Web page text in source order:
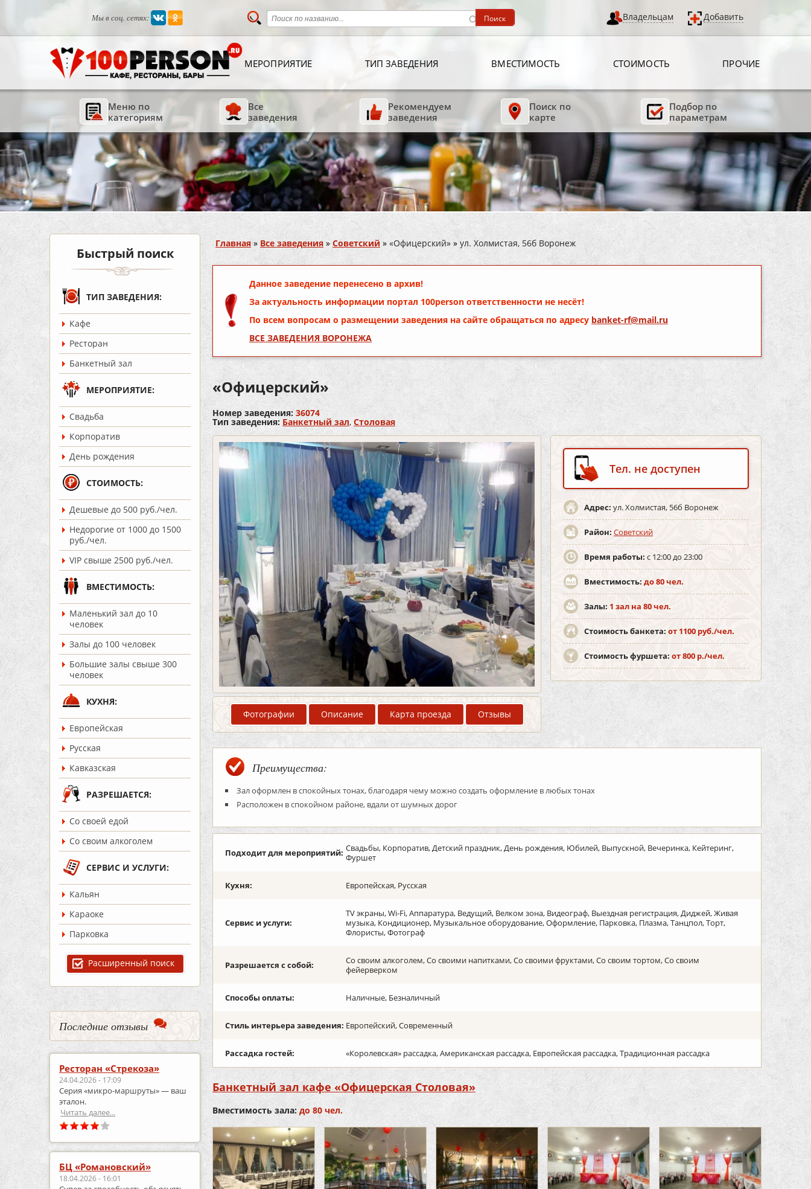
Мы в соц. сетях: Владельцам Добавить
МЕРОПРИЯТИЕ ТИП ЗАВЕДЕНИЯ ВМЕСТИМОСТЬ СТОИМОСТЬ ПРОЧИЕ
Меню по
категориям
Все
заведения
Рекомендуем
заведения
Поиск по
карте
Подбор по
параметрам
Быстрый поиск
ТИП ЗАВЕДЕНИЯ:
Кафе
Ресторан
Банкетный зал
МЕРОПРИЯТИЕ:
Cвадьба
Корпоратив
День рождения
СТОИМОСТЬ:
Дешевые до 500 руб./чел.
Недорогие от 1000 до 1500
руб./чел.
VIP свыше 2500 руб./чел.
ВМЕСТИМОСТЬ:
Маленький зал до 10
человек
Залы до 100 человек
Большие залы свыше 300
человек
КУХНЯ:
Европейская
Русская
Кавказская
РАЗРЕШАЕТСЯ:
Со своей едой
Со своим алкоголем
СЕРВИС И УСЛУГИ:
Кальян
Караоке
Парковка
Расширенный поиск
Последние отзывы
Ресторан «Стрекоза»
24.04.2026 - 17:09
Серия «микро‑маршруты» — ваш
эталон.
Читать далее...
БЦ «Романовский»
18.04.2026 - 16:01
Вы здесь
Главная » Все заведения » Советский » «Офицерский» » ул. Холмистая, 56б Воронеж
Данное заведение перенесено в архив!
За актуальность информации портал 100person ответственности не несёт!
По всем вопросам о размещении заведения на сайте обращаться по адресу banket-rf@mail.ru
ВСЕ ЗАВЕДЕНИЯ ВОРОНЕЖА
«Офицерский»
Номер заведения: 36074
Тип заведения: Банкетный зал, Столовая
Фотографии Описание Карта проезда Отзывы
Тел. не доступен
Адрес: ул. Холмистая, 56б Воронеж
Район: Советский
Время работы: c 12:00 до 23:00
Вместимость: до 80 чел.
Залы: 1 зал на 80 чел.
Стоимость банкета: от 1100 руб./чел.
Стоимость фуршета: от 800 р./чел.
Преимущества:
Зал оформлен в спокойных тонах, благодаря чему можно создать оформление в любых тонах
Расположен в спокойном районе, вдали от шумных дорог
Подходит для мероприятий: Свадьбы, Корпоратив, Детский праздник, День рождения, Юбилей, Выпускной, Вечеринка, Кейтеринг,
Фуршет
Кухня: Европейская, Русская
Сервис и услуги:
TV экраны, Wi-Fi, Аппаратура, Ведущий, Велком зона, Видеограф, Выездная регистрация, Диджей, Живая
музыка, Кондиционер, Музыкальное оборудование, Оформление, Парковка, Плазма, Танцпол, Торт,
Флористы, Фотограф
Разрешается с собой:
Со своим алкоголем, Со своими напитками, Со своими фруктами, Со своим тортом, Со своим
фейерверком
Способы оплаты: Наличные, Безналичный
Стиль интерьера заведения: Европейский, Современный
Рассадка гостей: «Королевская» рассадка, Американская рассадка, Европейская рассадка, Традиционная рассадка
Банкетный зал кафе «Офицерская Столовая»
Вместимость зала: до 80 чел.